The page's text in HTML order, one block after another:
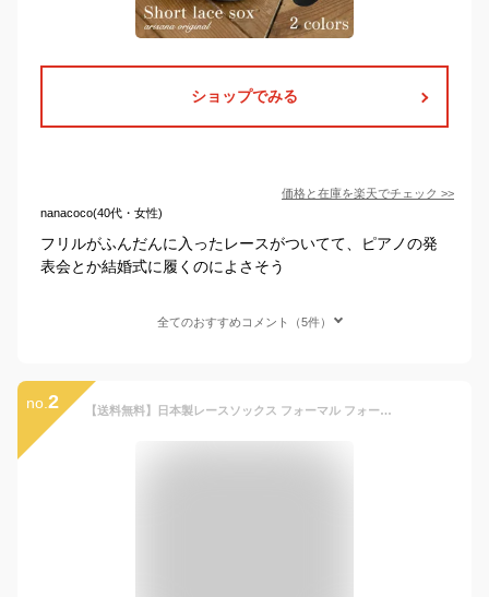
ショップでみる
価格と在庫を楽天でチェック >>
nanacoco(40代・女性)
フリルがふんだんに入ったレースがついてて、ピアノの発
表会とか結婚式に履くのによさそう
全てのおすすめコメント（5件）
no. 2 【送料無料】日本製レースソックス フォーマル フォーマル用ソックスタイツ YUP12 キッズ キャサリンコテージ